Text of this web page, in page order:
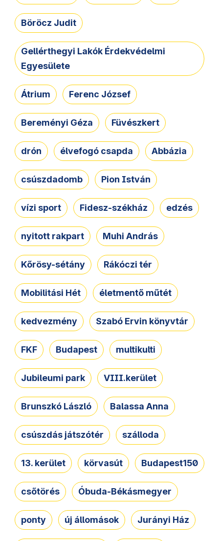
Böröcz Judit
Gellérthegyi Lakók Érdekvédelmi
Egyesülete
Átrium Ferenc József
Bereményi Géza Füvészkert
drón élvefogó csapda Abbázia
csúszdadomb Pion István
vízi sport Fidesz-székház edzés
nyitott rakpart Muhi András
Kőrösy-sétány Rákóczi tér
Mobilitási Hét életmentő műtét
kedvezmény Szabó Ervin könyvtár
FKF Budapest multikulti
Jubileumi park VIII.kerület
Brunszkó László Balassa Anna
csúszdás játszótér szálloda
13. kerület körvasút Budapest150
csőtörés Óbuda-Békásmegyer
ponty új állomások Jurányi Ház